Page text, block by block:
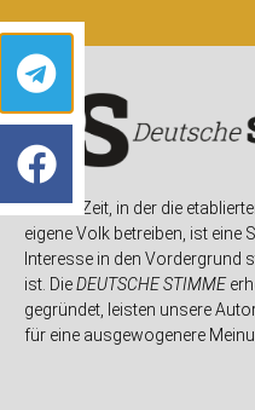
In einer Zeit, in der die
eigene Volk betreiben, ist
Interesse in den Vordergrund
ist. DieDEUTSCHE STIMME
gegründet, leisten unsere
für eine ausgewogenere